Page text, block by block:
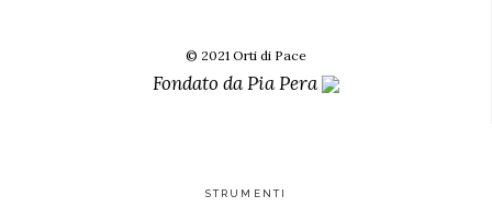
© 2021 Orti di Pace
Fondato daPia Pera
STRUMENTI